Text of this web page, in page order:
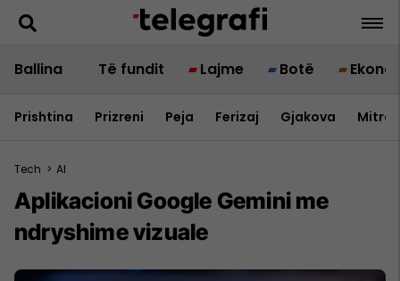
Ballina Të fundit Lajme Botë
Prishtina Prizreni Peja Ferizaj Gjakova
Tech > AI
Aplikacioni Google Gemini me
ndryshime vizuale